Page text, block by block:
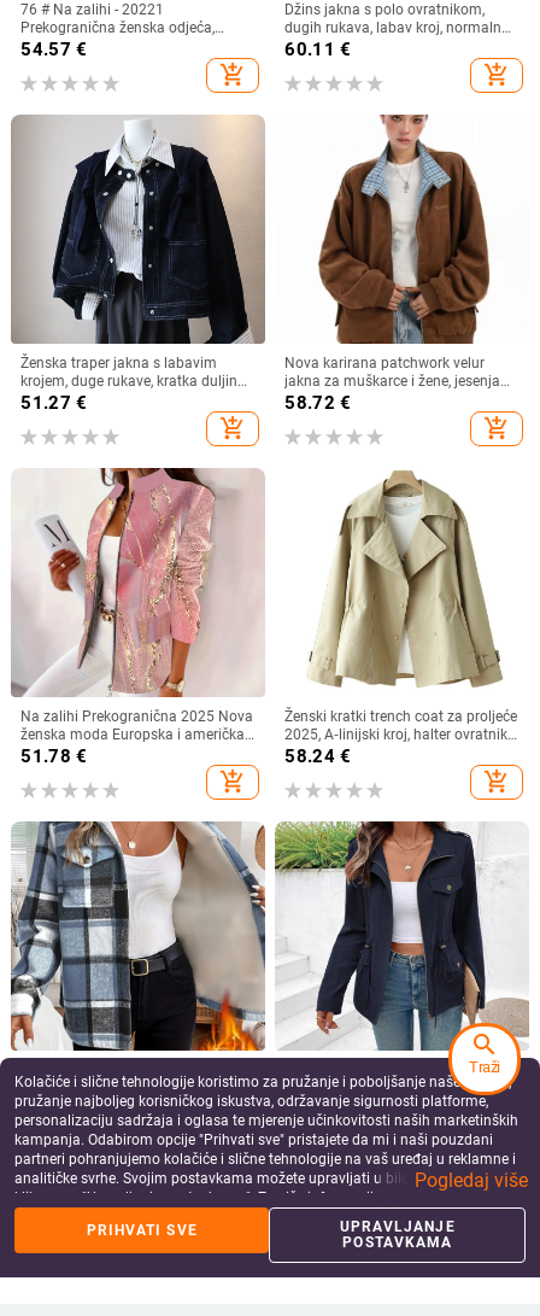
76 # Na zalihi - 20221
Prekogranična ženska odjeća,
europska i američka, ležerna ulična,
moderna, široka i svestrana kratka
traper jakna
54.57 €
add_shopping_cart
Džins jakna s polo ovratnikom,
dugih rukava, labav kroj, normalna
duljina, jesen 2025 kolekcija
60.11 €
add_shopping_cart
Ženska traper jakna s labavim
krojem, duge rukave, kratka duljina
40-50 cm, denim materijal 70-80%
pamuk, poliester <30%, jesen 2025
51.27 €
add_shopping_cart
Nova karirana patchwork velur
jakna za muškarce i žene, jesenja
baseball jakna sa slojem zraka,
58.72 €
add_shopping_cart
Na zalihi Prekogranična 2025 Nova
ženska moda Europska i američka
neovisna modna postaja Ženska
Veleprodaja Na zalihi
51.78 €
add_shopping_cart
Ženski kratki trench coat za proljeće
2025, A‑linijski kroj, halter ovratnik,
dugi rukavi, poliester tkanina
58.24€
add_shopping_cart
američka nova Amazon jesenska i
zimska ležerna karirana jakna s
kapuljačom dugih rukava, bejzbol
uniforma
49.64€
add_shopping_cart
Ženska casual jakna s ovratnikom
stila sakoa, poliester-elastan
smjesa, jednofarban uzorak, dugi
rukavi
43.32€
add_shopping_cart
Kolačiće i slične tehnologije koristimo za pružanje i poboljšanje naše Usluge,
pružanje najboljeg korisničkog iskustva, održavanje sigurnosti platforme,
personalizaciju sadržaja i oglasa te mjerenje učinkovitosti naših marketinških
kampanja. Odabirom opcije "Prihvati sve" pristajete da mi i naši pouzdani
partneri pohranjujemo kolačiće i slične tehnologije na vaš uređaj u reklamne i
analitičke svrhe. Svojim postavkama možete upravljati u bilo kojem trenutku
klikom na "Upravljanje postavkama". Za više informacija pogledajte našu
Pogledaj više
PRIHVATI SVE
UPRAVLJANJE
POSTAVKAMA
search
Traži